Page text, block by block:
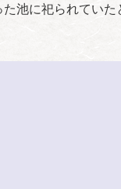
池に祀られていた